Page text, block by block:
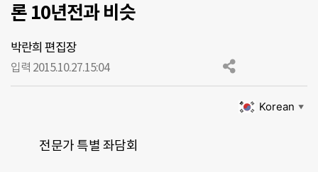
론 10년전과 비슷
박란희 편집장
입력 2015.10.27.15:04
Korean ▼
전문가 특별 좌담회